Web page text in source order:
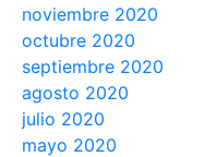
noviembre 2020
octubre 2020
septiembre 2020
agosto 2020
julio 2020
mayo 2020